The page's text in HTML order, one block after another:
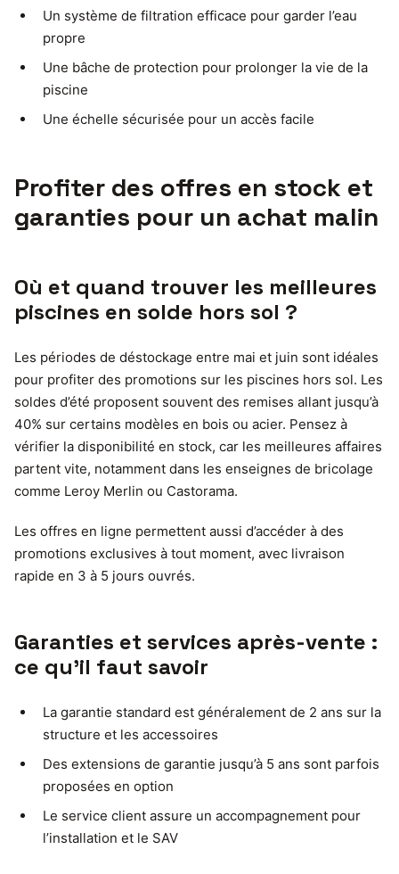
Un système de filtration efficace pour garder l’eau
propre
Une bâche de protection pour prolonger la vie de la
piscine
Une échelle sécurisée pour un accès facile
Profiter des offres en stock et
garanties pour un achat malin
Où et quand trouver les meilleures
piscines en solde hors sol ?
Les périodes de déstockage entre mai et juin sont idéales
pour profiter des promotions sur les piscines hors sol. Les
soldes d’été proposent souvent des remises allant jusqu’à
40% sur certains modèles en bois ou acier. Pensez à
vérifier la disponibilité en stock, car les meilleures affaires
partent vite, notamment dans les enseignes de bricolage
comme Leroy Merlin ou Castorama.
Les offres en ligne permettent aussi d’accéder à des
promotions exclusives à tout moment, avec livraison
rapide en 3 à 5 jours ouvrés.
Garanties et services après-vente :
ce qu’il faut savoir
La garantie standard est généralement de 2 ans sur la
structure et les accessoires
Des extensions de garantie jusqu’à 5 ans sont parfois
proposées en option
Le service client assure un accompagnement pour
l’installation et le SAV